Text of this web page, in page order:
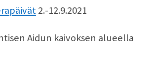
2.-12.9.2021
Aidun kaivoksen alueella